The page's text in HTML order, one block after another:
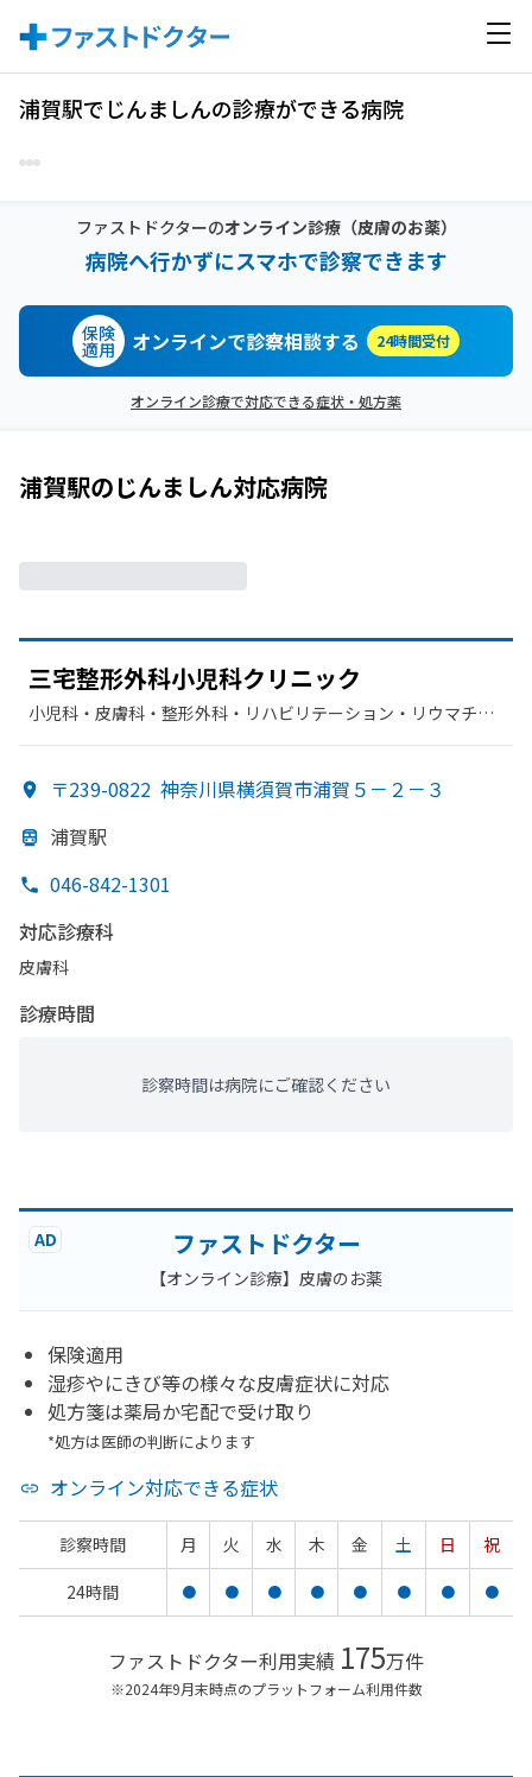
浦賀駅でじんましんの診療ができる病院
ファストドクターのオンライン診療（皮膚のお薬）
病院へ行かずにスマホで診察できます
保険
適用 オンラインで診察相談する 24時間受付
オンライン診療で対応できる症状・処方薬
浦賀駅のじんましん対応病院
三宅整形外科小児科クリニック
小児科・​皮膚科・​整形外科・​リハビリテーション・​リウマチ
〒239-0822 神奈川県横須賀市浦賀５－２－３
浦賀駅
046-842-1301
対応診療科
皮膚科
診療時間
診察時間は病院にご確認ください
AD ファストドクター
【オンライン診療】皮膚のお薬
保険適用
湿疹やにきび等の様々な皮膚症状に対応
処方箋は薬局か宅配で受け取り
*処方は医師の判断によります
オンライン対応できる症状
診察時間 月 火 水 木 金 土 日
祝
24時間
● ● ● ● ● ● ● ●
ファストドクター利用実績 175万件
※2024年9月末時点のプラットフォーム利用件数